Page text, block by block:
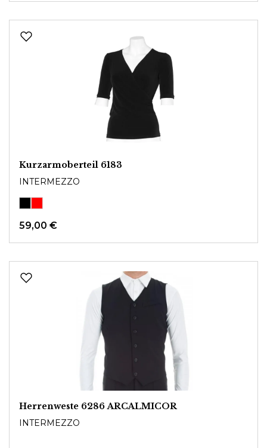
Kurzarmoberteil 6183
INTERMEZZO
59,00 €
Herrenweste 6286 ARCALMICOR
INTERMEZZO